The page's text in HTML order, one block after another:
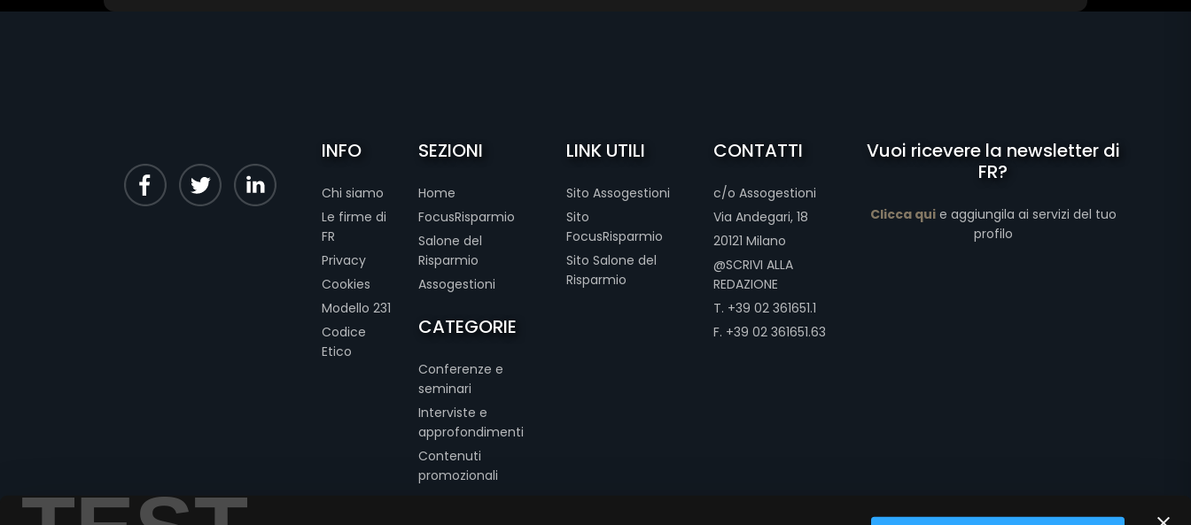
INFO
Chi siamo
Le firme di
FR
Privacy
Cookies
Modello 231
Codice
Etico
SEZIONI
Home
FocusRisparmio
Salone del
Risparmio
Assogestioni
CATEGORIE
Conferenze e
seminari
Interviste e
approfondimenti
Contenuti
promozionali
LINK UTILI
Sito Assogestioni
Sito
FocusRisparmio
Sito Salone del
Risparmio
CONTATTI
c/o Assogestioni
Via Andegari, 18
20121 Milano
@SCRIVI ALLA
REDAZIONE
T. +39 02 361651.1
F. +39 02 361651.63
Vuoi ricevere la newsletter di
FR?
Clicca quie aggiungila ai servizi del tuo
profilo